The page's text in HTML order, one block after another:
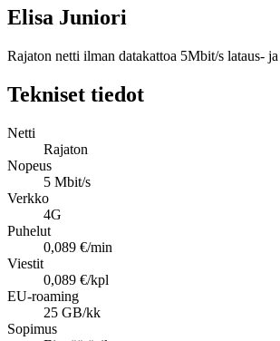
Elisa Juniori
Rajaton netti ilman datakattoa 5Mbit/s lataus-
Tekniset tiedot
Netti
Rajaton
Nopeus
5 Mbit/s
Verkko
4G
Puhelut
0,089 €/min
Viestit
0,089 €/kpl
EU-roaming
25 GB/kk
Sopimus